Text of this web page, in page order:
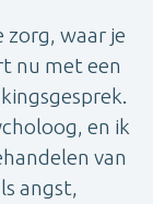
zorg, waar je
nu met een
en ik
van
angst,